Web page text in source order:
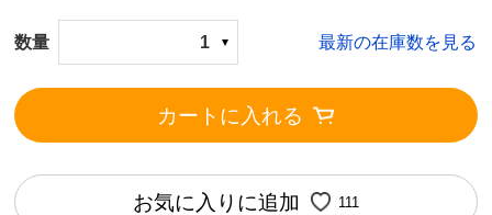
数量 1 最新の在庫数を見る
カートに入れる
お気に入りに追加 111